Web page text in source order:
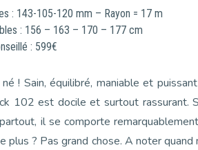
: 143-105-120 mm – Rayon = 17 m
: 156 – 163 – 170 – 177 cm
: 599€
! Sain, équilibré, maniable et
102 est docile et surtout rassurant.
il se comporte
plus ? Pas grand chose. A noter